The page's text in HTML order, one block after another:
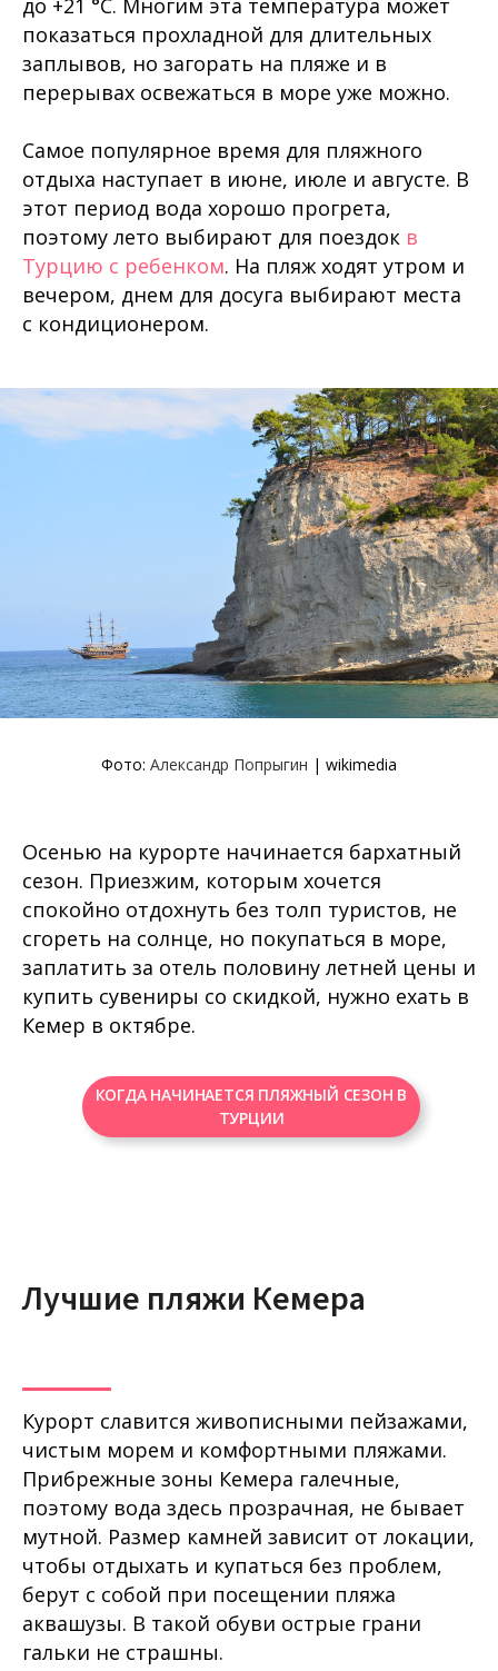
до +21 °C. Многим эта температура может
показаться прохладной для длительных
заплывов, но загорать на пляже и в
перерывах освежаться в море уже можно.
Самое популярное время для пляжного
отдыха наступает в июне, июле и августе. В
этот период вода хорошо прогрета,
поэтому лето выбирают для поездок в
Турцию с ребенком. На пляж ходят утром и
вечером, днем для досуга выбирают места
с кондиционером.
Фото: Александр Попрыгин | wikimedia
Осенью на курорте начинается бархатный
сезон. Приезжим, которым хочется
спокойно отдохнуть без толп туристов, не
сгореть на солнце, но покупаться в море,
заплатить за отель половину летней цены и
купить сувениры со скидкой, нужно ехать в
Кемер в октябре.
КОГДА НАЧИНАЕТСЯ ПЛЯЖНЫЙ СЕЗОН В
ТУРЦИИ
Лучшие пляжи Кемера
Курорт славится живописными пейзажами,
чистым морем и комфортными пляжами.
Прибрежные зоны Кемера галечные,
поэтому вода здесь прозрачная, не бывает
мутной. Размер камней зависит от локации,
чтобы отдыхать и купаться без проблем,
берут с собой при посещении пляжа
аквашузы. В такой обуви острые грани
гальки не страшны.